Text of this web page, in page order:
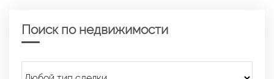
Поиск по недвижимости